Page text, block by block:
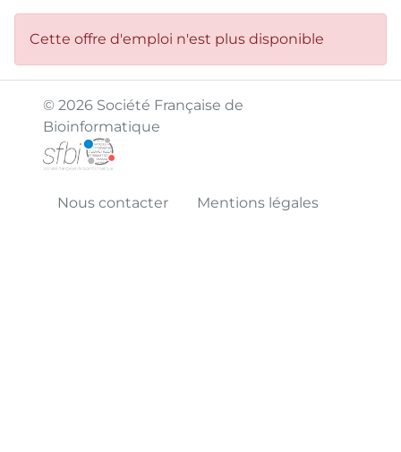
Cette offre d'emploi n'est plus disponible
© 2026 Société Française de
Bioinformatique
Nous contacter Mentions légales